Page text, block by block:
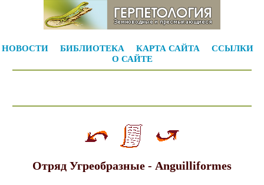
НОВОСТИ БИБЛИОТЕКА КАРТА САЙТА
ССЫЛКИ
О САЙТЕ
Отряд Угреобразные - Anguilliformes